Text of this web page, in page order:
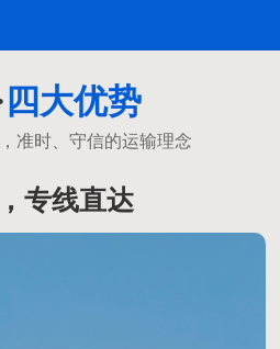
四大优势
准时、守信的运输理念
专线直达